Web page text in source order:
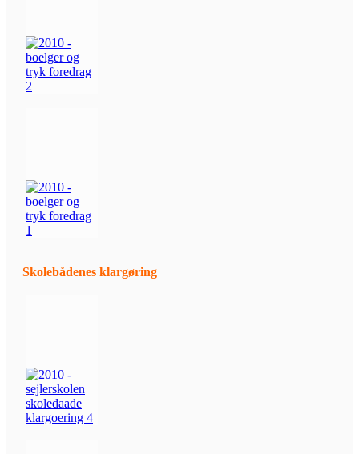
Skolebådenes klargøring